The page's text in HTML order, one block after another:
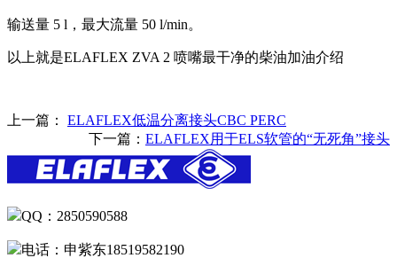
输送量 5 l，最大流量 50 l/min。
以上就是ELAFLEX ZVA 2 喷嘴最干净的柴油加油介绍
上一篇： ELAFLEX低温分离接头CBC PERC
下一篇： ELAFLEX用于ELS软管的“无死角”接头
QQ：2850590588
电话：申紫东18519582190